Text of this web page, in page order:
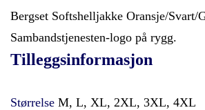
Bergset Softshelljakke Oransje/Svart/
Sambandstjenesten-logo på rygg.
Tilleggsinformasjon
Størrelse M, L, XL, 2XL, 3XL, 4XL